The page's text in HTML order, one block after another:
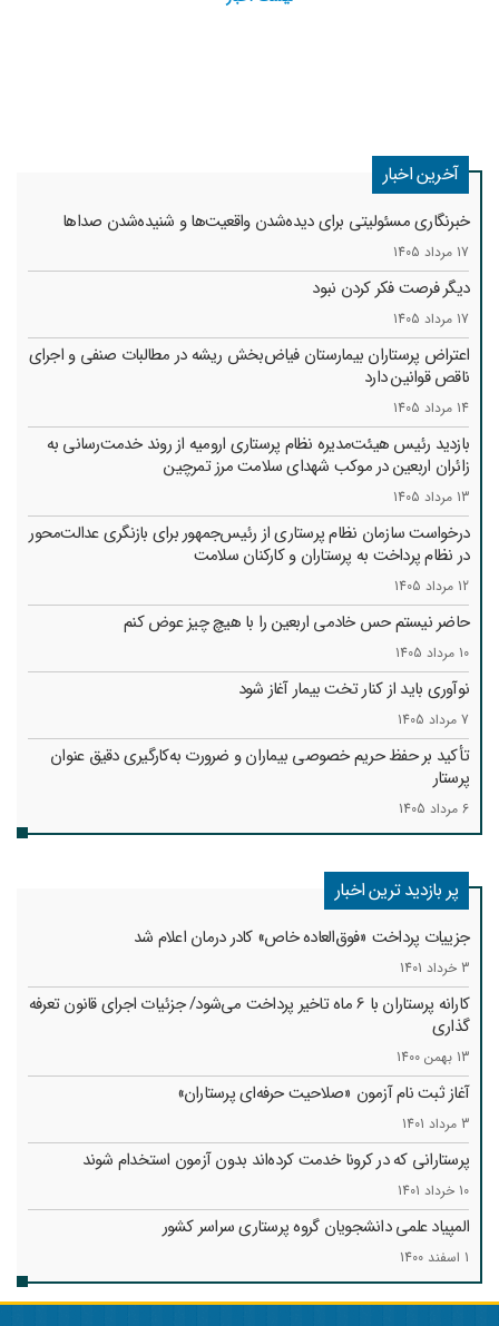
آخرین اخبار
خبرنگاری مسئولیتی برای دیده‌شدن واقعیت‌ها و شنیده‌شدن صداها
17 مرداد 1405
دیگر فرصت فکر کردن نبود
17 مرداد 1405
اعتراض پرستاران بیمارستان فیاض‌بخش ریشه در مطالبات صنفی و اجرای
ناقص قوانین دارد
14 مرداد 1405
بازدید رئیس هیئت‌مدیره نظام پرستاری ارومیه از روند خدمت‌رسانی به
زائران اربعین در موکب شهدای سلامت مرز تمرچین
13 مرداد 1405
درخواست سازمان نظام پرستاری از رئیس‌جمهور برای بازنگری عدالت‌محور
در نظام پرداخت به پرستاران و کارکنان سلامت
12 مرداد 1405
حاضر نیستم حس خادمی اربعین را با هیچ چیز عوض کنم
10 مرداد 1405
نوآوری باید از کنار تخت بیمار آغاز شود
7 مرداد 1405
تأکید بر حفظ حریم خصوصی بیماران و ضرورت به‌کارگیری دقیق عنوان
پرستار
6 مرداد 1405
پر بازدید ترین اخبار
جزییات پرداخت «فوق‌العاده خاص» کادر درمان اعلام شد
3 خرداد 1401
کارانه‌ پرستاران با 6 ماه تاخیر پرداخت می‌شود/ جزئیات اجرای قانون تعرفه
گذاری
13 بهمن 1400
آغاز ثبت نام آزمون «صلاحیت حرفه‌ای پرستاران»
3 مرداد 1401
پرستارانی که در کرونا خدمت کرد‌ه‌اند بدون آزمون استخدام شوند
10 خرداد 1401
المپیاد علمی دانشجویان گروه پرستاری سراسر کشور
1 اسفند 1400